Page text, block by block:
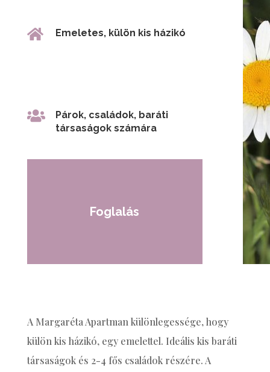
 Emeletes, külön kis házikó

Párok, családok, baráti
társaságok számára
Foglalás
A Margaréta Apartman különlegessége, hogy
külön kis házikó, egy emelettel. Ideális kis baráti
társaságok és 2-4 fős családok részére. A